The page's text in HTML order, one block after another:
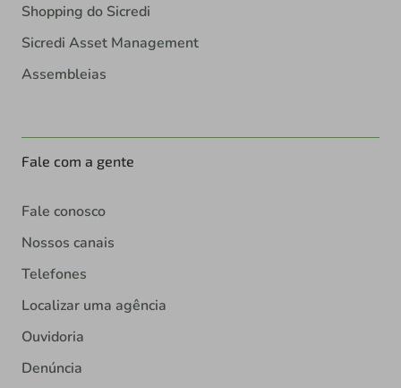
Shopping do Sicredi
Sicredi Asset Management
Assembleias
Fale com a gente
Fale conosco
Nossos canais
Telefones
Localizar uma agência
Ouvidoria
Denúncia